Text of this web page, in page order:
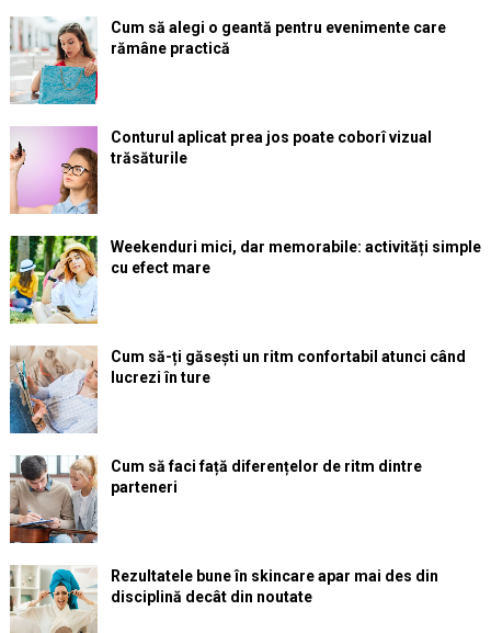
Cum să alegi o geantă pentru evenimente care
rămâne practică
Conturul aplicat prea jos poate coborî vizual
trăsăturile
Weekenduri mici, dar memorabile: activități simple
cu efect mare
Cum să-ți găsești un ritm confortabil atunci când
lucrezi în ture
Cum să faci față diferențelor de ritm dintre
parteneri
Rezultatele bune în skincare apar mai des din
disciplină decât din noutate